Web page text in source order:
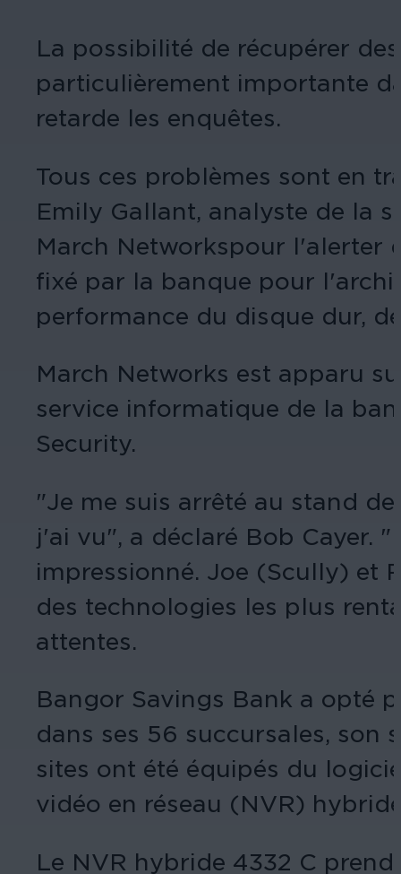
La possibilité de récupérer
particulièrement importante
retarde les enquêtes.
Tous ces problèmes sont en
Emily Gallant, analyste de la
March Networkspour l'alerter
fixé par la banque pour
performance du disque dur,
March Networks est apparu
service informatique de la
Security.
"Je me suis arrêté au stand
j'ai vu", a déclaré Bob Cayer.
impressionné. Joe (Scully) et
des technologies les plus
attentes.
Bangor Savings Bank a opté
dans ses 56 succursales, son
sites ont été équipés du
vidéo en réseau (NVR)
Le NVR hybride 4332 C